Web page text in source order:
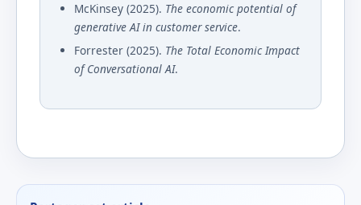
McKinsey (2025). The economic potential of
generative AI in customer service.
Forrester (2025). The Total Economic Impact
of Conversational AI.